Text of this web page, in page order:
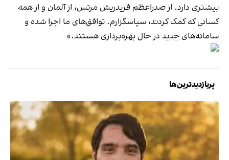
بیشتری دارد. از صدراعظم فریدریش مرتس، از آلمان و از همه
کسانی که کمک کردند، سپاسگزارم. توافق‌های ما اجرا شده و
سامانه‌های جدید در حال بهره‌برداری هستند.»
پربازدیدترین‌ها